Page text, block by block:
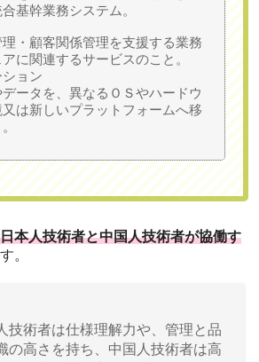
基幹業務システム。
・顧客関係管理を支援する業務
に関連するサービスのこと。
ョン
ータを、異なるＯＳやハードウ
又は新しいプラットフォームへ移
日本人技術者と中国人技術者が協働す
。
技術者は仕様理解力や、管理と品
の高さを持ち、中国人技術者は高